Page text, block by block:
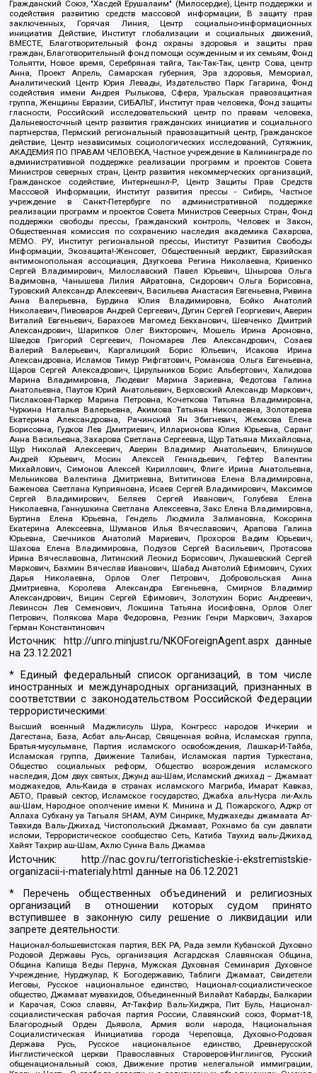
Гражданский Союз, "Хасдей Ерушалаим" (Милосердие), Центр поддержки и
содействия развитию средств массовой информации, В защиту прав
заключенных, Горячая Линия, Центр социально-информационных
инициатив Действие, Институт глобализации и социальных движений,
ВМЕСТЕ, Благотворительный фонд охраны здоровья и защиты прав
граждан, Благотворительный фонд помощи осужденным и их семьям, Фонд
Тольятти, Новое время, Серебряная тайга, Так-Так-Так, центр Сова, центр
Анна, Проект Апрель, Самарская губерния, Эра здоровья, Мемориал,
Аналитический Центр Юрия Левады, Издательство Парк Гагарина, Фонд
содействия имени Андрея Рылькова, Сфера, Уральская правозащитная
группа, Женщины Евразии, СИБАЛЬТ, Институт прав человека, Фонд защиты
гласности, Российский исследовательский центр по правам человека,
Дальневосточный центр развития гражданских инициатив и социального
партнерства, Пермский региональный правозащитный центр, Гражданское
действие, Центр независимых социологических исследований, Сутяжник,
АКАДЕМИЯ ПО ПРАВАМ ЧЕЛОВЕКА, Частное учреждение в Калининграде по
административной поддержке реализации программ и проектов Совета
Министров северных стран, Центр развития некоммерческих организаций,
Гражданское содействие, Интернешнл-Р, Центр Защиты Прав Средств
Массовой Информации, Институт развития прессы - Сибирь, Частное
учреждение в Санкт-Петербурге по административной поддержке
реализации программ и проектов Совета Министров Северных Стран, Фонд
поддержки свободы прессы, Гражданский контроль, Человек и Закон,
Общественная комиссия по сохранению наследия академика Сахарова,
МЕМО. РУ, Институт региональной прессы, Институт Развития Свободы
Информации, Экозащита!-Женсовет, Общественный вердикт, Евразийская
антимонопольная ассоциация, Дзугкоева Регина Николаевна, Кривенко
Сергей Владимирович, Милославский Павел Юрьевич, Шнырова Ольга
Вадимовна, Чанышева Лилия Айратовна, Сидорович Ольга Борисовна,
Туровский Александр Алексеевич, Васильева Анастасия Евгеньевна, Ривина
Анна Валерьевна, Бурдина Юлия Владимировна, Бойко Анатолий
Николаевич, Пивоваров Андрей Сергеевич, Дугин Сергей Георгиевич, Аверин
Виталий Евгеньевич, Барахоев Магомед Бекханович, Шевченко Дмитрий
Александрович, Шарипков Олег Викторович, Мошель Ирина Ароновна,
Шведов Григорий Сергеевич, Пономарев Лев Александрович, Созаев
Валерий Валерьевич, Каргалицкий Борис Юльевич, Исакова Ирина
Александровна, Исламов Тимур Рифгатович, Романова Ольга Евгеньевна,
Щаров Сергей Алексадрович, Цирульников Борис Альбертович, Халидова
Марина Владимировна, Людевиг Марина Зариевна, Федотова Галина
Анатольевна, Паутов Юрий Анатольевич, Верховский Александр Маркович,
Пислакова-Паркер Марина Петровна, Кочеткова Татьяна Владимировна,
Чуркина Наталья Валерьевна, Акимова Татьяна Николаевна, Золотарева
Екатерина Александровна, Рачинский Ян Збигневич, Жемкова Елена
Борисовна, Гудков Лев Дмитриевич, Илларионова Юлия Юрьевна, Саранг
Анна Васильевна, Захарова Светлана Сергеевна, Щур Татьяна Михайловна,
Щур Николай Алексеевич, Аверин Владимир Анатольевич, Блинушов
Андрей Юрьевич, Мосин Алексей Геннадьевич, Гефтер Валентин
Михайлович, Симонов Алексей Кириллович, Флиге Ирина Анатольевна,
Мельникова Валентина Дмитриевна, Вититинова Елена Владимировна,
Баженова Светлана Куприяновна, Исаев Сергей Владимирович, Максимов
Сергей Владимирович, Беляев Сергей Иванович, Голубева Елена
Николаевна, Ганнушкина Светлана Алексеевна, Закс Елена Владимировна,
Буртина Елена Юрьевна, Гендель Людмила Залмановна, Кокорина
Екатерина Алексеевна, Шуманов Илья Вячеславович, Арапова Галина
Юрьевна, Свечников Анатолий Мариевич, Прохоров Вадим Юрьевич,
Шахова Елена Владимировна, Подузов Сергей Васильевич, Протасова
Ирина Вячеславовна, Литинский Леонид Борисович, Лукашевский Сергей
Маркович, Бахмин Вячеслав Иванович, Шабад Анатолий Ефимович, Сухих
Дарья Николаевна, Орлов Олег Петрович, Добровольская Анна
Дмитриевна, Королева Александра Евгеньевна, Смирнов Владимир
Александрович, Вицин Сергей Ефимович, Золотухин Борис Андреевич,
Левинсон Лев Семенович, Локшина Татьяна Иосифовна, Орлов Олег
Петрович, Полякова Мара Федоровна, Резник Генри Маркович, Захаров
Герман Константинович
Источник: http://unro.minjust.ru/NKOForeignAgent.aspxданные
на23.12.2021
* Единый федеральный список организаций, в том числе
иностранных и международных организаций, признанных в
соответствии с законодательством Российской Федерации
террористическими:
Высший военный Маджлисуль Шура, Конгресс народов Ичкерии и
Дагестана, База, Асбат аль-Ансар, Священная война, Исламская группа,
Братья-мусульмане, Партия исламского освобождения, Лашкар-И-Тайба,
Исламская группа, Движение Талибан, Исламская партия Туркестана,
Общество социальных реформ, Общество возрождения исламского
наследия, Дом двух святых, Джунд аш-Шам, Исламский джихад – Джамаат
моджахедов, Аль-Каида в странах исламского Магриба, Имарат Кавказ,
АБТО, Правый сектор, Исламское государство, Джабха аль-Нусра ли-Ахль
аш-Шам, Народное ополчение имени К. Минина и Д. Пожарского, Аджр от
Аллаха Субхану уа Тагьаля SHAM, АУМ Синрике, Муджахеды джамаата Ат-
Тавхида Валь-Джихад, Чистопольский Джамаат, Рохнамо ба суи давлати
исломи, Террористическое сообщество Сеть, Катиба Таухид валь-Джихад,
Хайят Тахрир аш-Шам, Ахлю Сунна Валь Джамаа
Источник:
http://nac.gov.ru/terroristicheskie-i-ekstremistskie-
organizacii-i-materialy.html данные на06.12.2021
* Перечень общественных объединений и религиозных
организаций в отношении которых судом принято
вступившее в законную силу решение о ликвидации или
запрете деятельности:
Национал-большевистская партия, ВЕК РА, Рада земли Кубанской Духовно
Родовой Державы Русь, организация Асгардская Славянская Община,
Община Капища Веды Перуна, Мужская Духовная Семинария Духовное
Учреждение, Нурджулар, К Богодержавию, Таблиги Джамаат, Свидетели
Иеговы, Русское национальное единство, Национал-социалистическое
общество, Джамаат мувахидов, Объединенный Вилайат Кабарды, Балкарии
и Карачая, Союз славян, Ат-Такфир Валь-Хиджра, Пит Буль, Национал-
социалистическая рабочая партия России, Славянский союз, Формат-18,
Благородный Орден Дьявола, Армия воли народа, Национальная
Социалистическая Инициатива города Череповца, Духовно-Родовая
Держава Русь, Русское национальное единство, Древнерусской
Инглистической церкви Православных Староверов-Инглингов, Русский
общенациональный союз, Движение против нелегальной иммиграции,